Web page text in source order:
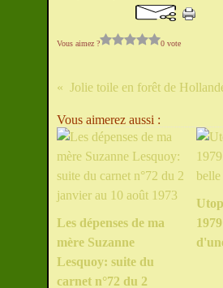
Vous aimez ? 0 vote
Jolie toile en forêt de
Vous aimerez aussi :
Les dépenses de ma
mère Suzanne
Lesquoy: suite du
carnet n°72 du 2